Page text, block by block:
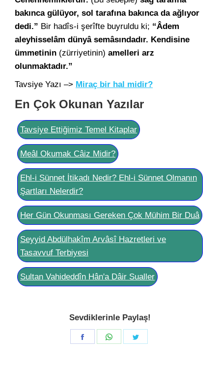
bakınca gülüyor, sol tarafına bakınca da ağlıyor
dedi.” Bir hadîs-i şerîfte buyruldu ki; “Âdem
aleyhisselâm dünyâ semâsındadır. Kendisine
ümmetinin (zürriyetinin) amelleri arz
olunmaktadır.”
Tavsiye Yazı –> Miraç bir hal midir?
En Çok Okunan Yazılar
Tavsiye Ettiğimiz Temel Kitaplar
Meâl Okumak Câiz Midir?
Ehl-i Sünnet İtikadı Nedir? Ehl-i Sünnet Olmanın
Şartları Nelerdir?
Her Gün Okunması Gereken Çok Mühim Bir Duâ
Seyyid Abdülhakîm Arvâsî Hazretleri ve
Tasavvuf Terbiyesi
Sultan Vahideddîn Hân'a Dâir Sualler
Sevdiklerinle Paylaş!
Share
Share